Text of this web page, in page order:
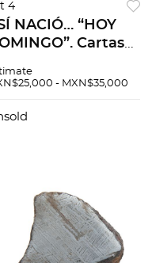
4
NACIÓ… “HOY
Cartas
Servilleta
- MXN$35,000